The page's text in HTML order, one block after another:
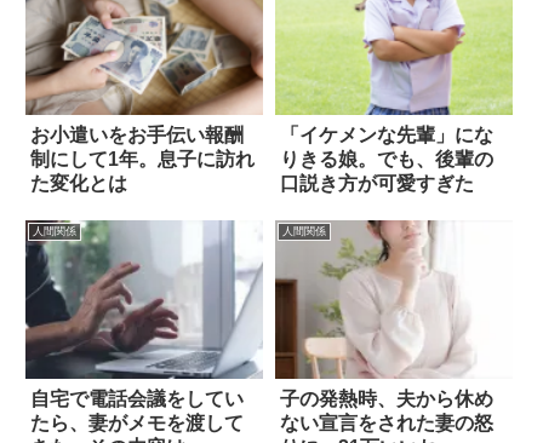
お小遣いをお手伝い報酬
制にして1年。息子に訪れ
た変化とは
「イケメンな先輩」にな
りきる娘。でも、後輩の
口説き方が可愛すぎた
人間関係
自宅で電話会議をしてい
たら、妻がメモを渡して
人間関係
子の発熱時、夫から休め
ない宣言をされた妻の怒